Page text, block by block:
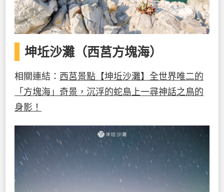
坤坵沙灘（西莒方塊海）
相關連結： 西莒景點【坤坵沙灘】全世界唯二的
「方塊海」奇景，沉浮的蛇島上一尋神話之鳥的
身影！